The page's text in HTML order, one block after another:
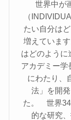
世界中が
（
たい自分は
増えていま
はどのよう
アカデミー学
にわたり、
法」を開
た。 世界34
的な研究